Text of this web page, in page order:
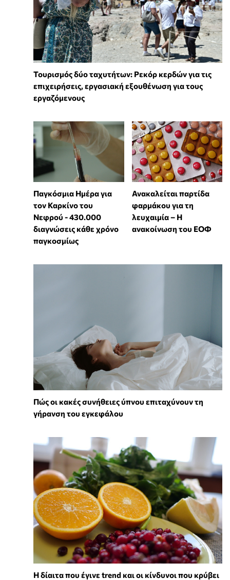
Τουρισμός δύο ταχυτήτων: Ρεκόρ κερδών για τις
επιχειρήσεις, εργασιακή εξουθένωση για τους
εργαζόμενους
Παγκόσμια Ημέρα για
τον Καρκίνο του
Νεφρού - 430.000
διαγνώσεις κάθε χρόνο
παγκοσμίως
Ανακαλείται παρτίδα
φαρμάκου για τη
λευχαιμία – Η
ανακοίνωση του ΕΟΦ
Πώς οι κακές συνήθειες ύπνου επιταχύνουν τη
γήρανση του εγκεφάλου
Η δίαιτα που έγινε trend και οι κίνδυνοι που κρύβει